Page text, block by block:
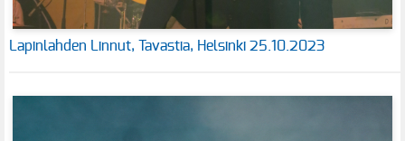
Lapinlahden Linnut, Tavastia, Helsinki 25.10.2023